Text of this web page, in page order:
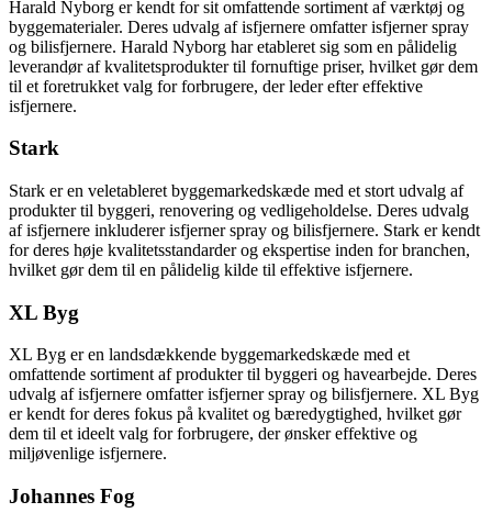
Harald Nyborg er kendt for sit omfattende sortiment af værktøj og
byggematerialer. Deres udvalg af isfjernere omfatter isfjerner spray
og bilisfjernere. Harald Nyborg har etableret sig som en pålidelig
leverandør af kvalitetsprodukter til fornuftige priser, hvilket gør dem
til et foretrukket valg for forbrugere, der leder efter effektive
isfjernere.
Stark
Stark er en veletableret byggemarkedskæde med et stort udvalg af
produkter til byggeri, renovering og vedligeholdelse. Deres udvalg
af isfjernere inkluderer isfjerner spray og bilisfjernere. Stark er kendt
for deres høje kvalitetsstandarder og ekspertise inden for branchen,
hvilket gør dem til en pålidelig kilde til effektive isfjernere.
XL Byg
XL Byg er en landsdækkende byggemarkedskæde med et
omfattende sortiment af produkter til byggeri og havearbejde. Deres
udvalg af isfjernere omfatter isfjerner spray og bilisfjernere. XL Byg
er kendt for deres fokus på kvalitet og bæredygtighed, hvilket gør
dem til et ideelt valg for forbrugere, der ønsker effektive og
miljøvenlige isfjernere.
Johannes Fog